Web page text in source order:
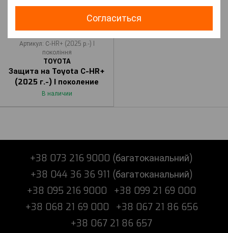
Согласиться
Артикул: С-HR+ (2025 р.-) I
покоління
TOYOTA
Защита на Toyota С-HR+
(2025 г.-) I поколение
В наличии
+38 073 216 9000 (багатоканальний)
+38 044 36 36 911 (багатоканальний)
+38 095 216 9000
+38 099 21 69 000
+38 068 21 69 000
+38 067 21 86 656
+38 067 21 86 657